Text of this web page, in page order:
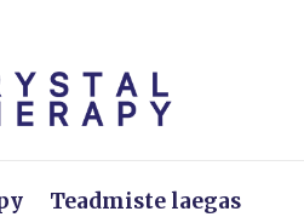
Teadmiste laegas